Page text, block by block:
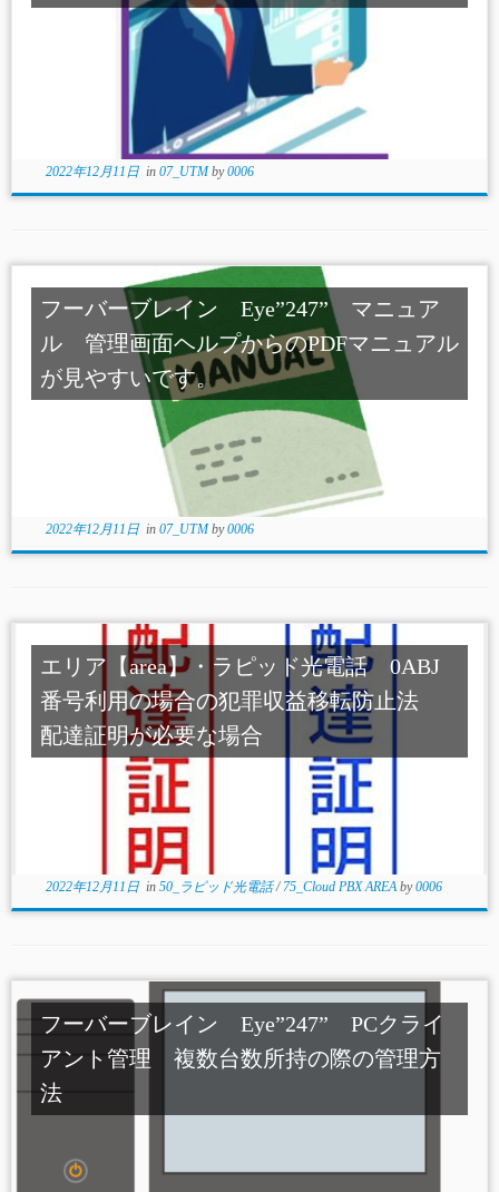
2022年12月11日in 07_UTMby0006
フーバーブレイン Eye”247” マニュア
ル 管理画面ヘルプからのPDFマニュアル
が見やすいです。
2022年12月11日in 07_UTMby0006
エリア【area】・ラピッド光電話 0ABJ
番号利用の場合の犯罪収益移転防止法
配達証明が必要な場合
2022年12月11日in 50_ラピッド光電話/ 75_Cloud PBX AREAby0006
フーバーブレイン Eye”247” PCクライ
アント管理 複数台数所持の際の管理方
法